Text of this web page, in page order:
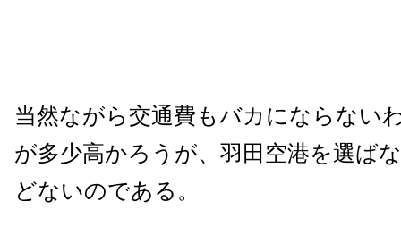
当然ながら交通費もバカにならない
が多少高かろうが、羽田空港を選ば
どないのである。